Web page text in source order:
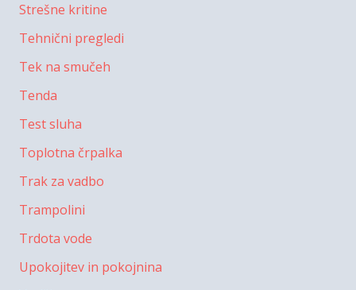
Strešne kritine
Tehnični pregledi
Tek na smučeh
Tenda
Test sluha
Toplotna črpalka
Trak za vadbo
Trampolini
Trdota vode
Upokojitev in pokojnina